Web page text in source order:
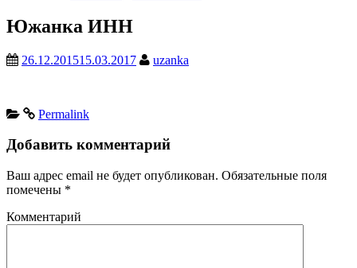
Южанка ИНН
26.12.201515.03.2017 uzanka
Permalink
Добавить комментарий
Ваш адрес email не будет опубликован. Обязательные поля
помечены *
Комментарий